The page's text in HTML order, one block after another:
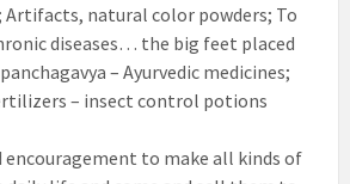
Artifacts, natural color powders; To
diseases… the big feet placed
– Ayurvedic medicines;
– insect control potions
encouragement to make all kinds of